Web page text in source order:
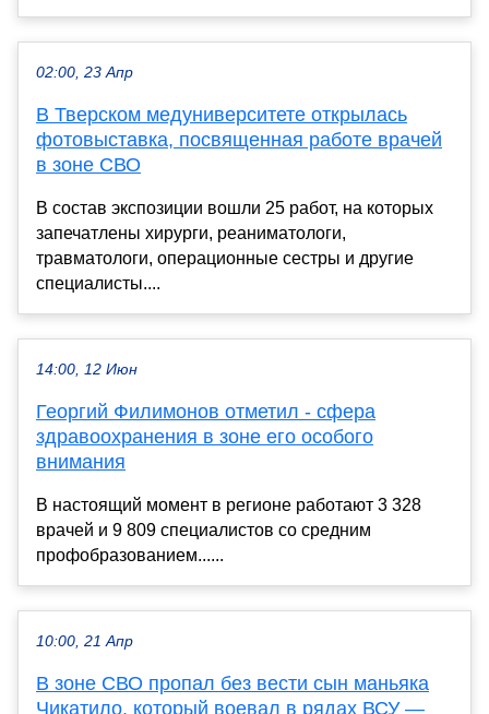
02:00, 23 Апр
В Тверском медуниверситете открылась
фотовыставка, посвященная работе врачей
в зоне СВО
В состав экспозиции вошли 25 работ, на которых
запечатлены хирурги, реаниматологи,
травматологи, операционные сестры и другие
специалисты....
14:00, 12 Июн
Георгий Филимонов отметил - сфера
здравоохранения в зоне его особого
внимания
В настоящий момент в регионе работают 3 328
врачей и 9 809 специалистов со средним
профобразованием......
10:00, 21 Апр
В зоне СВО пропал без вести сын маньяка
Чикатило, который воевал в рядах ВСУ —